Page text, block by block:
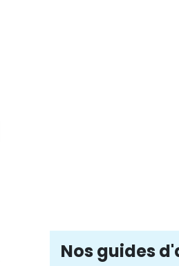
Nos guides